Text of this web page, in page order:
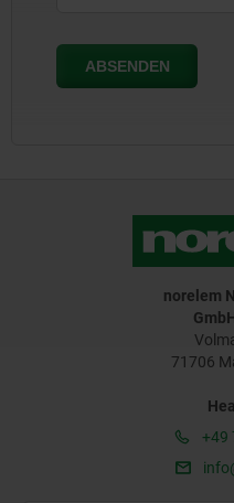
norelem
71706
+49